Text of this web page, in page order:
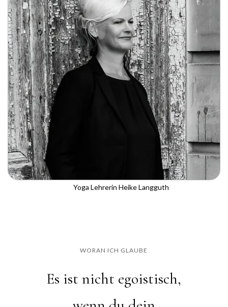
Yoga Lehrerin Heike Langguth
WORAN ICH GLAUBE
Es ist nicht egoistisch,